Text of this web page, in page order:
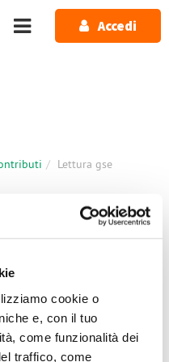
cookie o
e, con il tuo
come funzionalità dei
traffico, come
Accedi
Lettura gse
commenti.
personale
ti consiglio di chiamare il gse e